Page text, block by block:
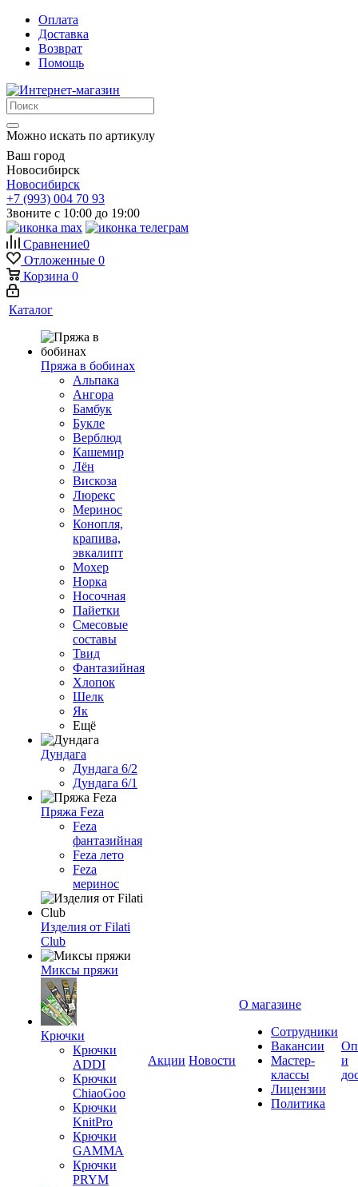
Оплата
Доставка
Возврат
Помощь
Можно искать по артикулу
Ваш город
Новосибирск
Новосибирск
+7 (993) 004 70 93
Звоните с 10:00 до 19:00
Сравнение0
Отложенные 0
Корзина 0
Каталог
Пряжа в бобинах
Альпака
Ангора
Бамбук
Букле
Верблюд
Кашемир
Лён
Вискоза
Люрекс
Меринос
Конопля,
крапива,
эвкалипт
Мохер
Норка
Носочная
Пайетки
Смесовые
составы
Твид
Фантазийная
Хлопок
Шелк
Як
Ещё
Дундага
Дундага 6/2
Дундага 6/1
Пряжа Feza
Feza
фантазийная
Feza лето
Feza
меринос
Изделия от Filati
Club
Миксы пряжи
Крючки
Крючки
ADDI
Крючки
ChiaoGoo
Крючки
KnitPro
Крючки
GAMMA
Крючки
PRYM
Акции Новости
О магазине
Сотрудники
Вакансии
Мастер-
классы
Лицензии
Политика
и